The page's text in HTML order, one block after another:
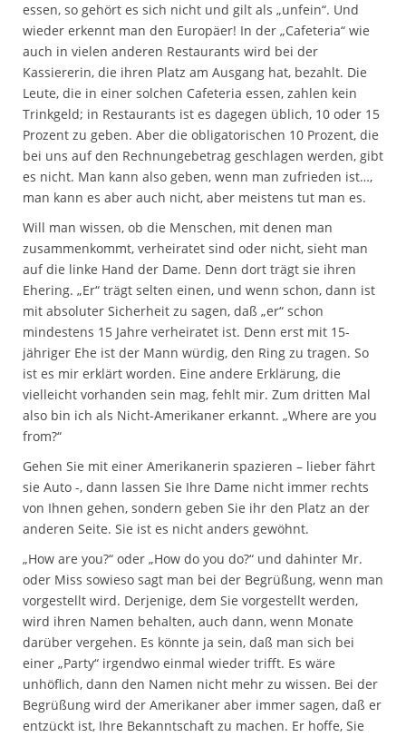
essen, so gehört es sich nicht und gilt als „unfein“. Und
wieder erkennt man den Europäer! In der „Cafeteria“ wie
auch in vielen anderen Restaurants wird bei der
Kassiererin, die ihren Platz am Ausgang hat, bezahlt. Die
Leute, die in einer solchen Cafeteria essen, zahlen kein
Trinkgeld; in Restaurants ist es dagegen üblich, 10 oder 15
Prozent zu geben. Aber die obligatorischen 10 Prozent, die
bei uns auf den Rechnungebetrag geschlagen werden, gibt
es nicht. Man kann also geben, wenn man zufrieden ist…,
man kann es aber auch nicht, aber meistens tut man es.
Will man wissen, ob die Menschen, mit denen man
zusammenkommt, verheiratet sind oder nicht, sieht man
auf die linke Hand der Dame. Denn dort trägt sie ihren
Ehering. „Er“ trägt selten einen, und wenn schon, dann ist
mit absoluter Sicherheit zu sagen, daß „er“ schon
mindestens 15 Jahre verheiratet ist. Denn erst mit 15-
jähriger Ehe ist der Mann würdig, den Ring zu tragen. So
ist es mir erklärt worden. Eine andere Erklärung, die
vielleicht vorhanden sein mag, fehlt mir. Zum dritten Mal
also bin ich als Nicht-Amerikaner erkannt. „Where are you
from?“
Gehen Sie mit einer Amerikanerin spazieren – lieber fährt
sie Auto -, dann lassen Sie Ihre Dame nicht immer rechts
von Ihnen gehen, sondern geben Sie ihr den Platz an der
anderen Seite. Sie ist es nicht anders gewöhnt.
„How are you?“ oder „How do you do?“ und dahinter Mr.
oder Miss sowieso sagt man bei der Begrüßung, wenn man
vorgestellt wird. Derjenige, dem Sie vorgestellt werden,
wird ihren Namen behalten, auch dann, wenn Monate
darüber vergehen. Es könnte ja sein, daß man sich bei
einer „Party“ irgendwo einmal wieder trifft. Es wäre
unhöflich, dann den Namen nicht mehr zu wissen. Bei der
Begrüßung wird der Amerikaner aber immer sagen, daß er
entzückt ist, Ihre Bekanntschaft zu machen. Er hoffe, Sie